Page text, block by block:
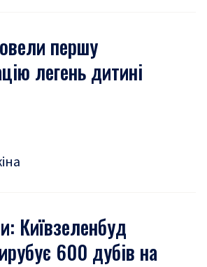
першу
легень дитині
Київзеленбуд
600 дубів на